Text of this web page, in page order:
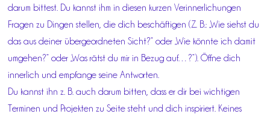
darum bittest. Du kannst ihm in diesen kurzen Verinnerlichungen
Fragen zu Dingen stellen, die dich beschäftigen (Z. B.: „Wie siehst du
das aus deiner übergeordneten Sicht?“ oder „Wie könnte ich damit
umgehen?“ oder „Was rätst du mir in Bezug auf…?“). Öffne dich
innerlich und empfange seine Antworten.
Du kannst ihn z. B. auch darum bitten, dass er dir bei wichtigen
Terminen und Projekten zu Seite steht und dich inspiriert. Keines